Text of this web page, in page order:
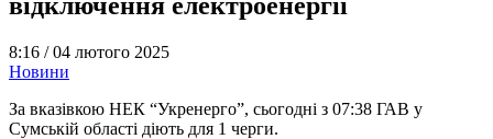
8:16 /04 лютого 2025
Новини
За вказівкою НЕК “Укренерго”, сьогодні з 07:38 ГАВ у
Сумській області діють для 1 черги.